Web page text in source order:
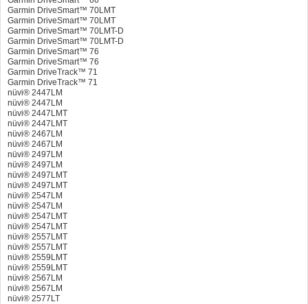
Garmin DriveSmart™ 70LMT
Garmin DriveSmart™ 70LMT
Garmin DriveSmart™ 70LMT-D
Garmin DriveSmart™ 70LMT-D
Garmin DriveSmart™ 76
Garmin DriveSmart™ 76
Garmin DriveTrack™ 71
Garmin DriveTrack™ 71
nüvi® 2447LM
nüvi® 2447LM
nüvi® 2447LMT
nüvi® 2447LMT
nüvi® 2467LM
nüvi® 2467LM
nüvi® 2497LM
nüvi® 2497LM
nüvi® 2497LMT
nüvi® 2497LMT
nüvi® 2547LM
nüvi® 2547LM
nüvi® 2547LMT
nüvi® 2547LMT
nüvi® 2557LMT
nüvi® 2557LMT
nüvi® 2559LMT
nüvi® 2559LMT
nüvi® 2567LM
nüvi® 2567LM
nüvi® 2577LT